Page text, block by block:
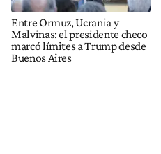
Entre Ormuz, Ucrania y
Malvinas: el presidente checo
marcó límites a Trump desde
Buenos Aires